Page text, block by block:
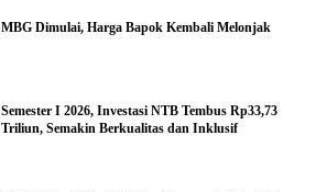
MBG Dimulai, Harga Bapok Kembali Melonjak
Semester I 2026, Investasi NTB Tembus Rp33,73
Triliun, Semakin Berkualitas dan Inklusif